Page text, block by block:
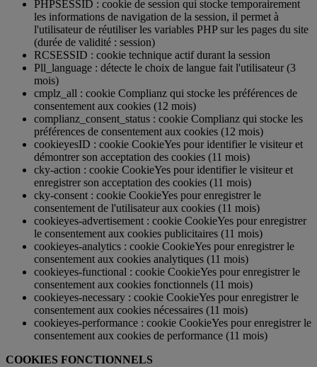
PHPSESSID : cookie de session qui stocke temporairement
les informations de navigation de la session, il permet à
l'utilisateur de réutiliser les variables PHP sur les pages du site
(durée de validité : session)
RCSESSID : cookie technique actif durant la session
Pll_language : détecte le choix de langue fait l'utilisateur (3
mois)
cmplz_all : cookie Complianz qui stocke les préférences de
consentement aux cookies (12 mois)
complianz_consent_status : cookie Complianz qui stocke les
préférences de consentement aux cookies (12 mois)
cookieyesID : cookie CookieYes pour identifier le visiteur et
démontrer son acceptation des cookies (11 mois)
cky-action : cookie CookieYes pour identifier le visiteur et
enregistrer son acceptation des cookies (11 mois)
cky-consent : cookie CookieYes pour enregistrer le
consentement de l'utilisateur aux cookies (11 mois)
cookieyes-advertisement : cookie CookieYes pour enregistrer
le consentement aux cookies publicitaires (11 mois)
cookieyes-analytics : cookie CookieYes pour enregistrer le
consentement aux cookies analytiques (11 mois)
cookieyes-functional : cookie CookieYes pour enregistrer le
consentement aux cookies fonctionnels (11 mois)
cookieyes-necessary : cookie CookieYes pour enregistrer le
consentement aux cookies nécessaires (11 mois)
cookieyes-performance : cookie CookieYes pour enregistrer le
consentement aux cookies de performance (11 mois)
COOKIES FONCTIONNELS